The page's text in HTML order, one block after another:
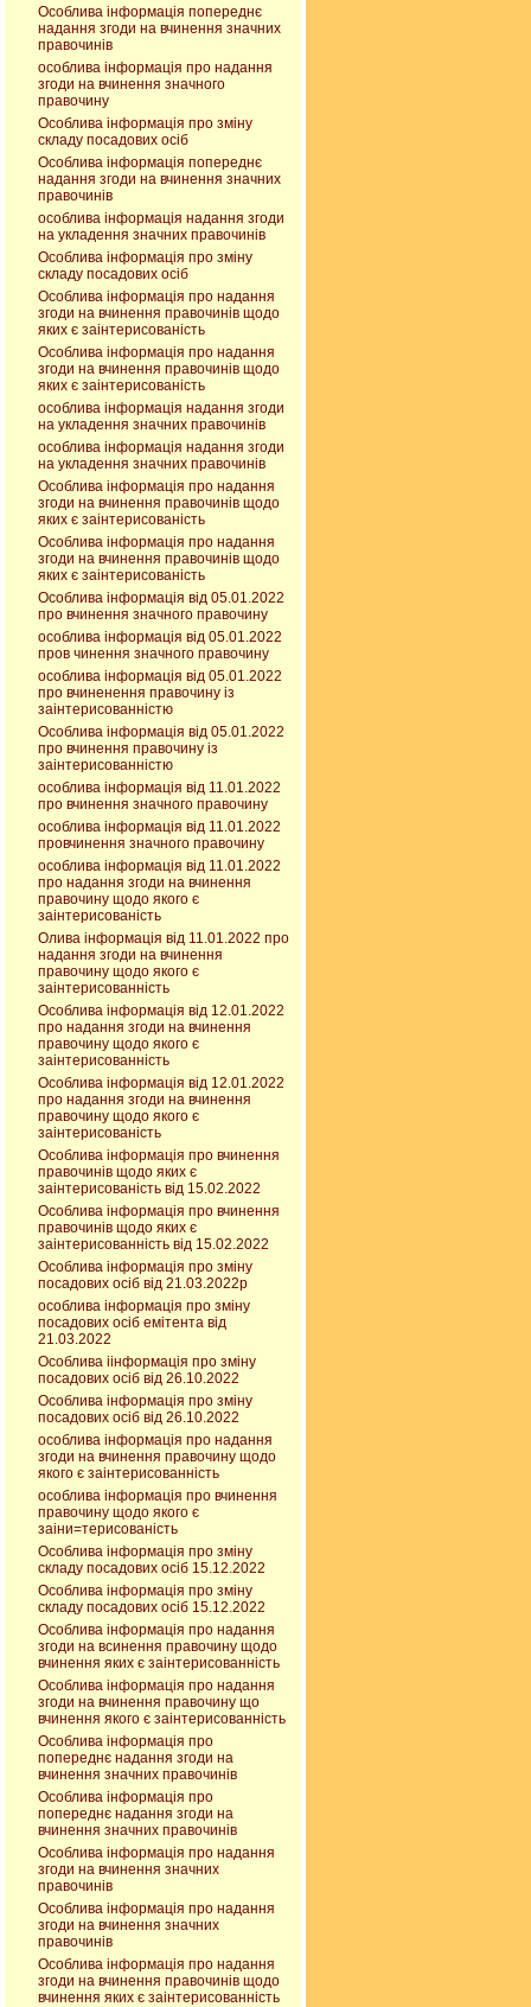
Особлива інформація попереднє
надання згоди на вчинення значних
правочинів
особлива інформація про надання
згоди на вчинення значного
правочину
Особлива інформація про зміну
складу посадових осіб
Особлива інформація попереднє
надання згоди на вчинення значних
правочинів
особлива інформація надання згоди
на укладення значних правочинів
Особлива інформація про зміну
складу посадових осіб
Особлива інформація про надання
згоди на вчинення правочинів щодо
яких є заінтерисованість
Особлива інформація про надання
згоди на вчинення правочинів щодо
яких є заінтерисованість
особлива інформація надання згоди
на укладення значних правочинів
особлива інформація надання згоди
на укладення значних правочинів
Особлива інформація про надання
згоди на вчинення правочинів щодо
яких є заінтерисованість
Особлива інформація про надання
згоди на вчинення правочинів щодо
яких є заінтерисованість
Особлива інформація від 05.01.2022
про вчинення значного правочину
особлива інформація від 05.01.2022
пров чинення значного правочину
особлива інформація від 05.01.2022
про вчиненення правочину із
заінтерисованністю
Особлива інформація від 05.01.2022
про вчинення правочину із
заінтерисованністю
особлива інформація від 11.01.2022
про вчинення значного правочину
особлива інформація від 11.01.2022
провчинення значного правочину
особлива інформація від 11.01.2022
про надання згоди на вчинення
правочину щодо якого є
заінтерисованість
Олива інформація від 11.01.2022 про
надання згоди на вчинення
правочину щодо якого є
заінтерисованність
Особлива інформація від 12.01.2022
про надання згоди на вчинення
правочину щодо якого є
заінтерисованність
Особлива інформація від 12.01.2022
про надання згоди на вчинення
правочину щодо якого є
заінтерисованість
Особлива інформація про вчинення
правочинів щодо яких є
заінтерисованість від 15.02.2022
Особлива інформація про вчинення
правочинів щодо яких є
заінтерисованність від 15.02.2022
Особлива інформація про зміну
посадових осіб від 21.03.2022р
особлива інформація про зміну
посадових осіб емітента від
21.03.2022
Особлива іінформація про зміну
посадових осіб від 26.10.2022
Особлива інформація про зміну
посадових осіб від 26.10.2022
особлива інформація про надання
згоди на вчинення правочину щодо
якого є заінтерисованність
особлива інформація про вчинення
правочину щодо якого є
заіни=терисованість
Особлива інформація про зміну
складу посадових осіб 15.12.2022
Особлива інформація про зміну
складу посадових осіб 15.12.2022
Особлива інформація про надання
згоди на всинення правочину щодо
вчинення яких є заінтерисованність
Особлива інформація про надання
згоди на вчинення правочину що
вчинення якого є заінтерисованність
Особлива інформація про
попереднє надання згоди на
вчинення значних правочинів
Особлива інформація про
попереднє надання згоди на
вчинення значних правочинів
Особлива інформація про надання
згоди на вчинення значних
правочинів
Особлива інформація про надання
згоди на вчинення значних
правочинів
Особлива інформація про надання
згоди на вчинення правочинів щодо
вчинення яких є заінтерисованність